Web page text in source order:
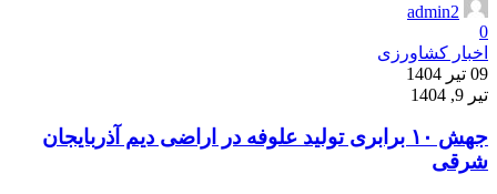
admin2
0
اخبار کشاورزی
09 تیر 1404
تیر 9, 1404
جهش ۱۰ برابری تولید علوفه در اراضی دیم آذربایجان
شرقی